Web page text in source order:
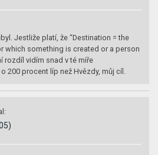
Jestliže platí, že “Destination = the
which something is created or a person
rozdíl vidím snad v té míře
200 procent líp než Hvězdy, můj cíl.